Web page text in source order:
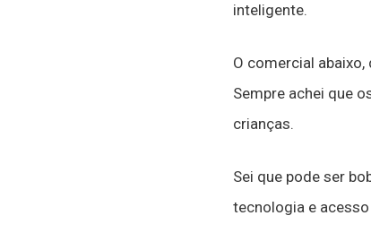
inteligente.
O comercial
Sempre achei que
crianças.
Sei que pode ser
tecnologia e